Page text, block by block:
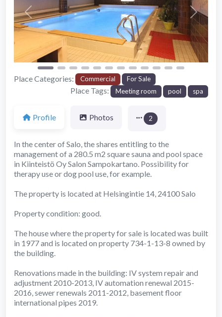
Previous Next
Place Categories: Commercial For Sale
Place Tags: Meeting room pool spa
Profile Photos 2
In the center of Salo, the shares entitling to the
management of a 280.5 m2 square sauna and pool space
in Kiinteistö Oy Salon Sampokartano. Possibility for
therapy use or dog pool use, for example.
The property is located at Helsingintie 14, 24100 Salo
Property condition: good.
The house where the property for sale is located was built
in 1977 and is located on property 734-1-13-8 owned by
the building.
Renovations made in the building: IV system repair and
adjustment 2010-2013, IV automation renewal 2015-
2016, sewer renewals 2011-2012, basement floor
international pipes 2019.